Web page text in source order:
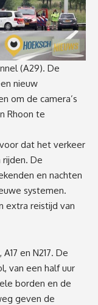
(A29). De
nieuw
om de camera’s
Rhoon te
dat het verkeer
De
en nachten
systemen.
extra reistijd van
en N217. De
van een half uur
borden en de
geven de